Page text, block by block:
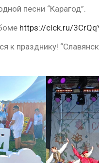
песни “Карагод”.
https://clck.ru/
к празднику!